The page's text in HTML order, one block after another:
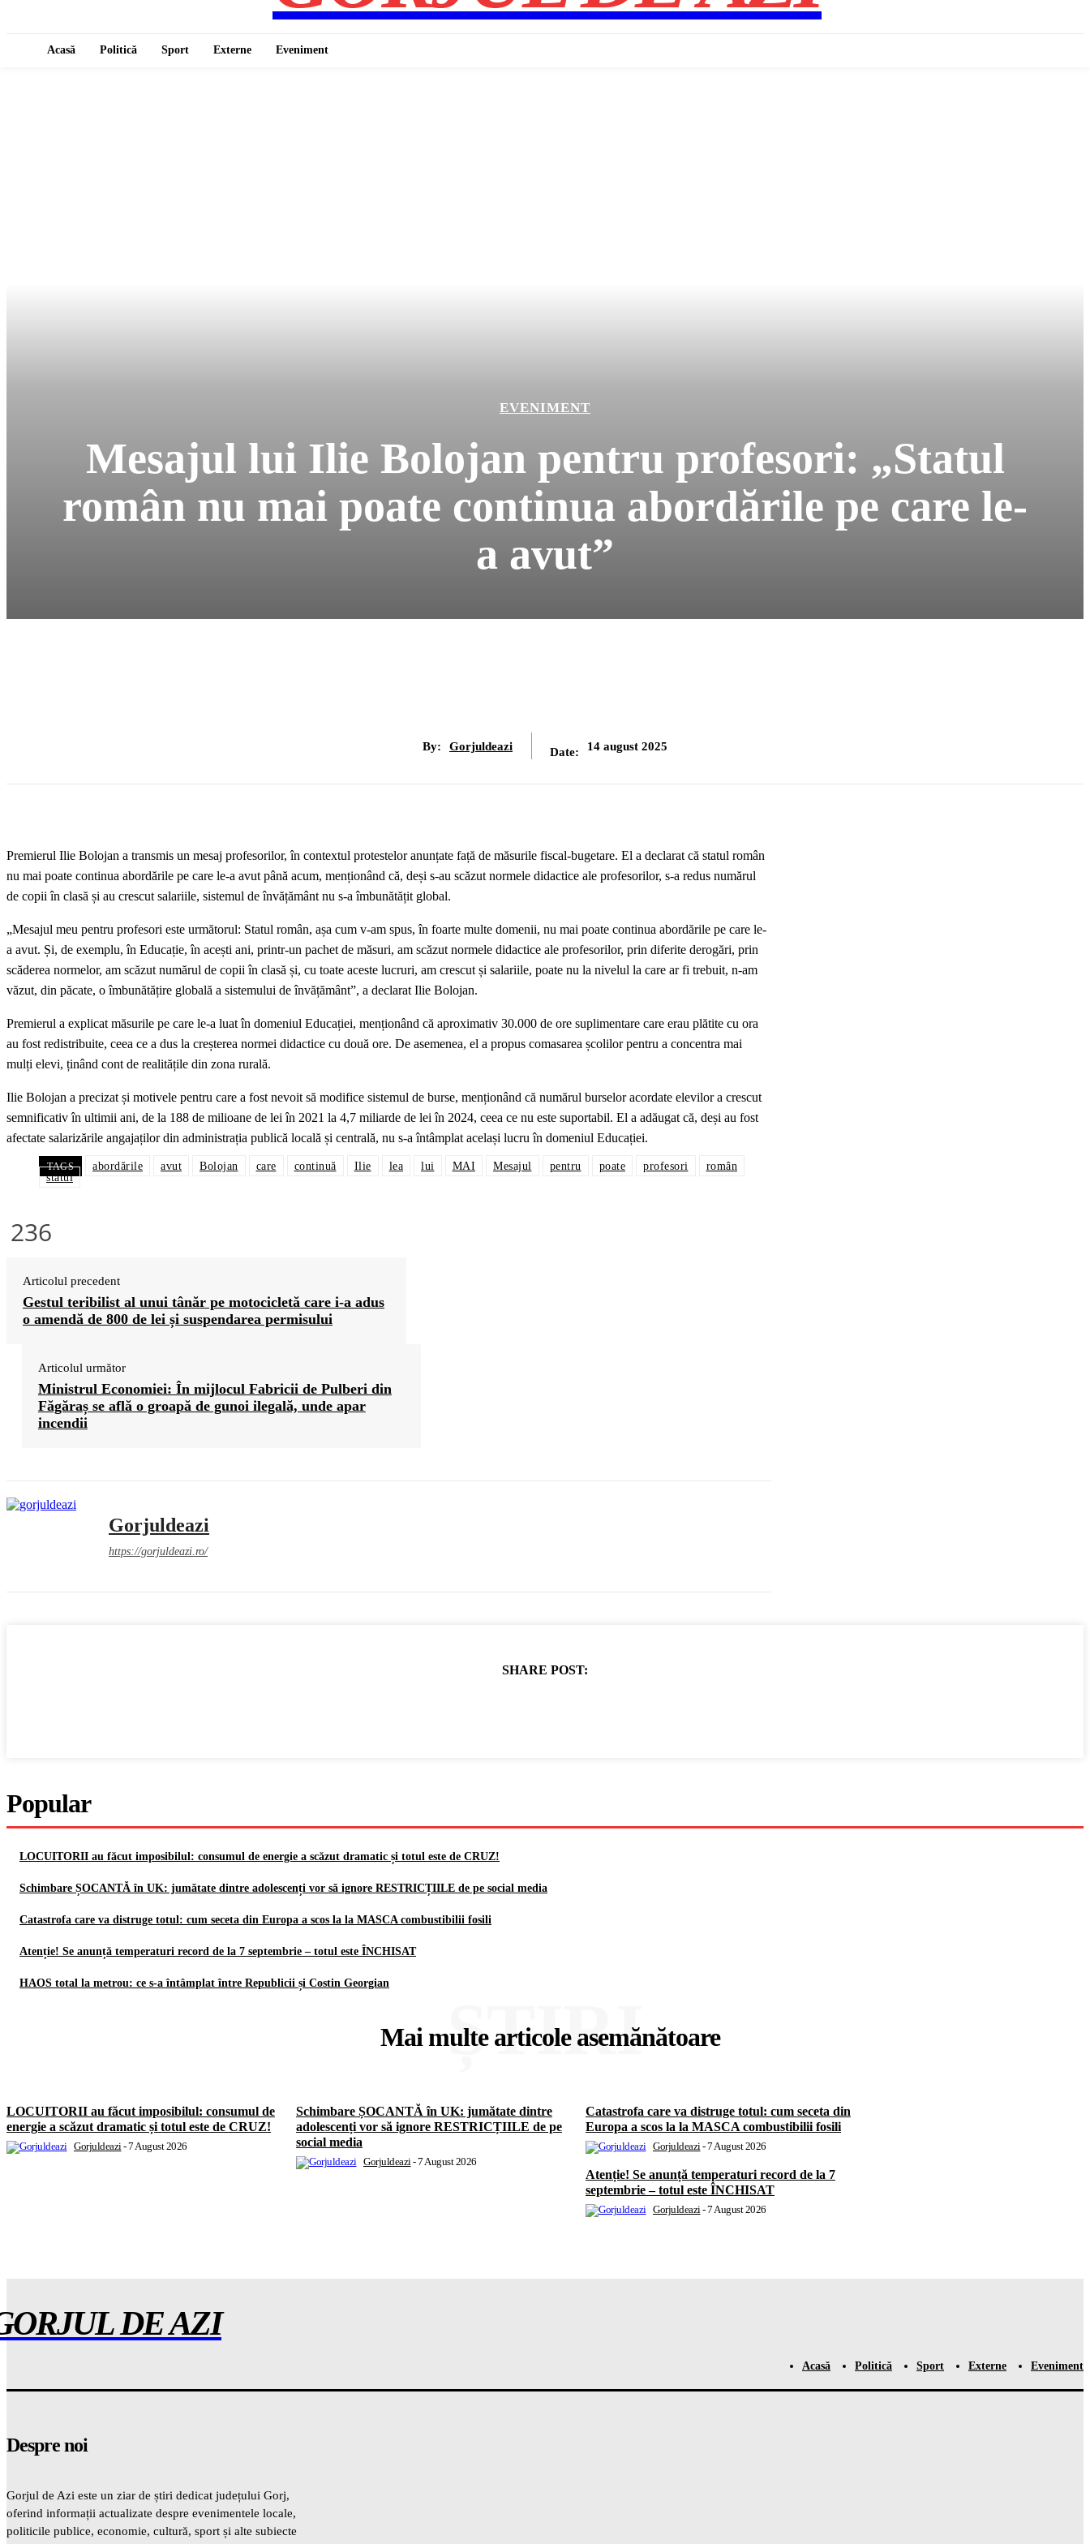
Acasă Politică Sport Externe Eveniment
EVENIMENT
Mesajul lui Ilie Bolojan pentru profesori: „Statul
român nu mai poate continua abordările pe care le-
a avut”
By: Gorjuldeazi Date: 14 august 2025
Premierul Ilie Bolojan a transmis un mesaj profesorilor, în contextul protestelor anunțate față de măsurile fiscal-bugetare. El a declarat că statul român
nu mai poate continua abordările pe care le-a avut până acum, menționând că, deși s-au scăzut normele didactice ale profesorilor, s-a redus numărul
de copii în clasă și au crescut salariile, sistemul de învățământ nu s-a îmbunătățit global.
„Mesajul meu pentru profesori este următorul: Statul român, așa cum v-am spus, în foarte multe domenii, nu mai poate continua abordările pe care le-
a avut. Și, de exemplu, în Educație, în acești ani, printr-un pachet de măsuri, am scăzut normele didactice ale profesorilor, prin diferite derogări, prin
scăderea normelor, am scăzut numărul de copii în clasă și, cu toate aceste lucruri, am crescut și salariile, poate nu la nivelul la care ar fi trebuit, n-am
văzut, din păcate, o îmbunătățire globală a sistemului de învățământ”, a declarat Ilie Bolojan.
Premierul a explicat măsurile pe care le-a luat în domeniul Educației, menționând că aproximativ 30.000 de ore suplimentare care erau plătite cu ora
au fost redistribuite, ceea ce a dus la creșterea normei didactice cu două ore. De asemenea, el a propus comasarea școlilor pentru a concentra mai
mulți elevi, ținând cont de realitățile din zona rurală.
Ilie Bolojan a precizat și motivele pentru care a fost nevoit să modifice sistemul de burse, menționând că numărul burselor acordate elevilor a crescut
semnificativ în ultimii ani, de la 188 de milioane de lei în 2021 la 4,7 miliarde de lei în 2024, ceea ce nu este suportabil. El a adăugat că, deși au fost
afectate salarizările angajaților din administrația publică locală și centrală, nu s-a întâmplat același lucru în domeniul Educației.
TAGS abordările avut Bolojan care continuă Ilie lea lui MAI Mesajul pentru poate profesori
român
statul
236
Articolul precedent
Gestul teribilist al unui tânăr pe motocicletă care i-a adus
o amendă de 800 de lei și suspendarea permisului
Articolul următor
Ministrul Economiei: În mijlocul Fabricii de Pulberi din
Făgăraș se află o groapă de gunoi ilegală, unde apar
incendii
Gorjuldeazi
https://gorjuldeazi.ro/
SHARE POST:
Popular
LOCUITORII au făcut imposibilul: consumul de energie a scăzut dramatic și totul este de CRUZ!
Schimbare ȘOCANTĂ în UK: jumătate dintre adolescenți vor să ignore RESTRICȚIILE de pe social media
Catastrofa care va distruge totul: cum seceta din Europa a scos la la MASCA combustibilii fosili
Atenție! Se anunță temperaturi record de la 7 septembrie – totul este ÎNCHISAT
HAOS total la metrou: ce s-a întâmplat între Republicii și Costin Georgian
Mai multe articole asemănătoare
ȘTIRI
LOCUITORII au făcut imposibilul: consumul de
energie a scăzut dramatic și totul este de CRUZ!
Gorjuldeazi -7 August 2026
Schimbare ȘOCANTĂ în UK: jumătate dintre
adolescenți vor să ignore RESTRICȚIILE de pe
social media
Gorjuldeazi -7 August 2026
Catastrofa care va distruge totul: cum seceta din
Europa a scos la la MASCA combustibilii fosili
Gorjuldeazi -7 August 2026
Atenție! Se anunță temperaturi record de la 7
septembrie – totul este ÎNCHISAT
Gorjuldeazi -7 August 2026
DE AZI
Acasă Politică Sport Externe Eveniment
Despre noi
Gorjul de Azi este un ziar de știri dedicat județului Gorj,
oferind informații actualizate despre evenimentele locale,
politicile publice, economie, cultură, sport și alte subiecte